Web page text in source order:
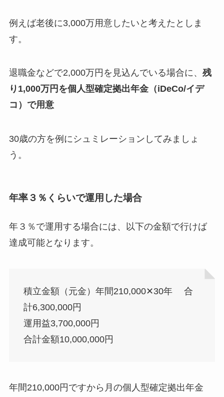
例えば老後に3,000万用意したいと考えたとしま
す。
退職金などで2,000万円を見込んでいる場合に、 残
り1,000万円を個人型確定拠出年金（iDeCo/イデ
コ）で用意
30歳の方を例にシュミレーションしてみましょ
う。
年率３％くらいで運用した場合
年３％で運用する場合には、以下の金額で行けば
達成可能となります。
積立金額（元金）年間210,000✕30年 合
計6,300,000円
運用益3,700,000円
合計金額10,000,000円
年間210,000円ですから月の個人型確定拠出年金